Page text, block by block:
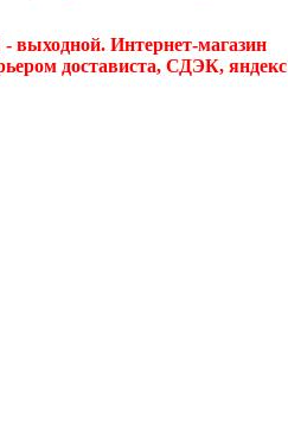
Интернет-магазин
достависта, СДЭК, яндекс